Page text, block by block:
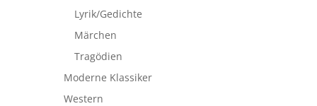
Lyrik/Gedichte
Märchen
Tragödien
Moderne Klassiker
Western